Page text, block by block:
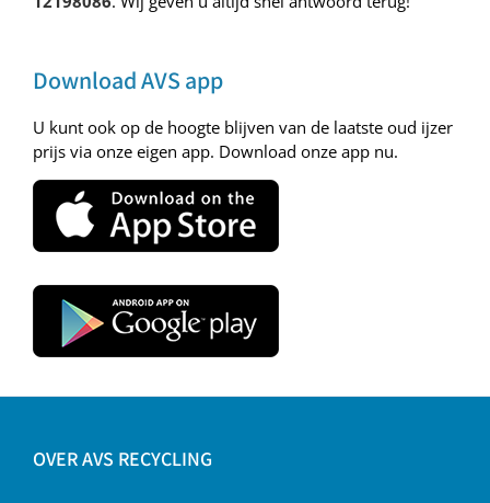
Download AVS app
U kunt ook op de hoogte blijven van de laatste oud ijzer
prijs via onze eigen app. Download onze app nu.
OVER AVS RECYCLING